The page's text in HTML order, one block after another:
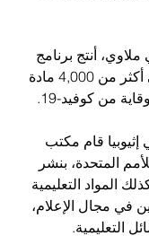
أنتج برنامج
الأمم المتحدة الإنمائي أكثر من 4,000 مادة
من كوفيد-19.
قام مكتب
المتحدة، بنشر
المواد التعليمية
في مجال الإعلام،
التعليمية.